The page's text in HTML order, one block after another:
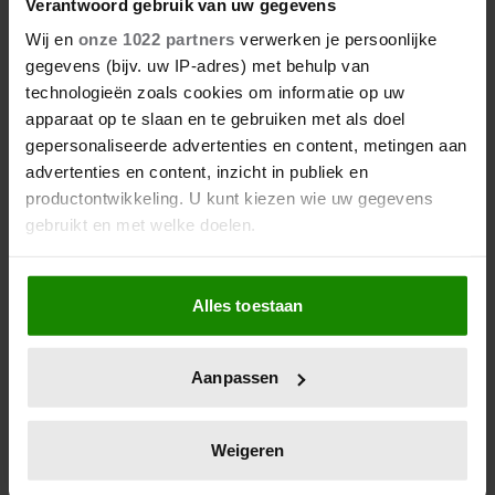
Verantwoord gebruik van uw gegevens
Wij en onze 1022 partners verwerken je persoonlijke
gegevens (bijv. uw IP-adres) met behulp van
technologieën zoals cookies om informatie op uw
apparaat op te slaan en te gebruiken met als doel
gepersonaliseerde advertenties en content, metingen aan
advertenties en content, inzicht in publiek en
productontwikkeling. U kunt kiezen wie uw gegevens
gebruikt en met welke doelen.
Als u het toestaat, willen we ook graag:
Informatie verzamelen over uw geografische
locatie, die tot een paar meter nauwkeurig kan zijn
scannen op specifieke eigenschappen (fingerprinting)
verwerkt en stel uw voorkeuren in het
Alles toestaan
Aanpassen
Weigeren
EN KONINGIN MÁXIMA VIEREN
HISTORISCHE ZEGE DEMI
VOLLERING
10 augustus 2026
ELOISE VAN ORANJE STRAALT
TIJDENS FASHION WEEK IN